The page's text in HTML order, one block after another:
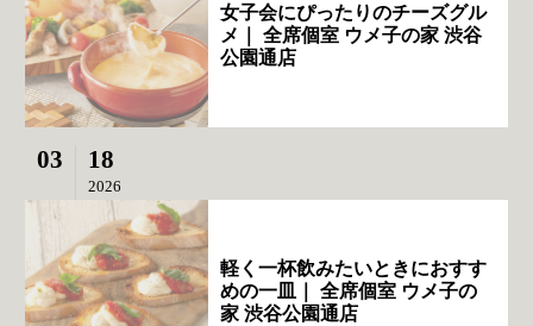
女子会にぴったりのチーズグル
メ｜ 全席個室 ウメ子の家 渋谷
公園通店
03 18
2026
軽く一杯飲みたいときにおすす
めの一皿｜ 全席個室 ウメ子の
家 渋谷公園通店